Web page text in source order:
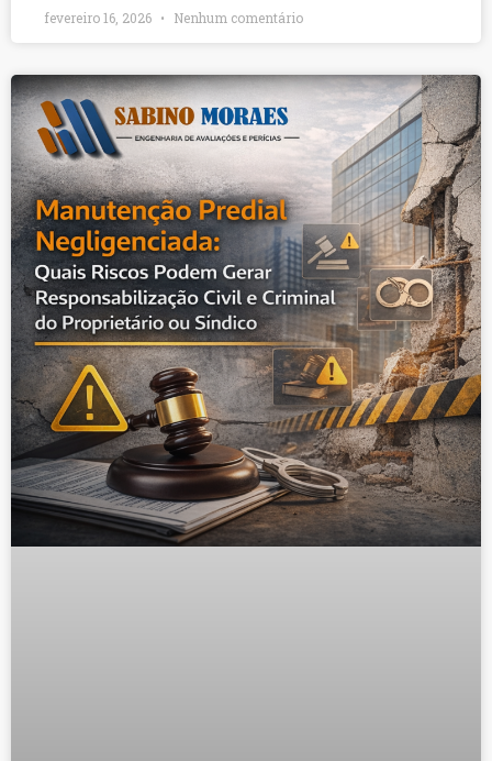
fevereiro 16, 2026 Nenhum comentário